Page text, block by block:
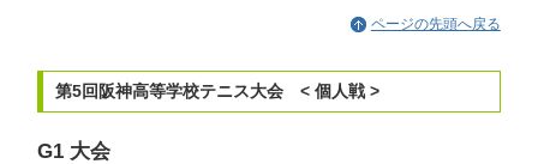
ページの先頭へ戻る
第5回阪神高等学校テニス大会 < 個人戦 >
G1 大会